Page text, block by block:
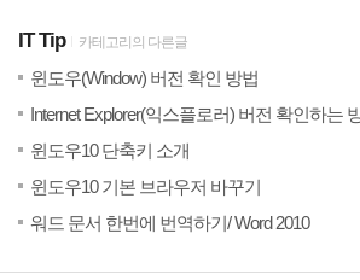
IT Tip 카테고리의 다른글
윈도우(Window) 버전 확인 방법
Internet Explorer(익스플로러) 버전 확인하는
윈도우10 단축키 소개
윈도우10 기본 브라우저 바꾸기
워드 문서 한번에 번역하기/ Word 2010